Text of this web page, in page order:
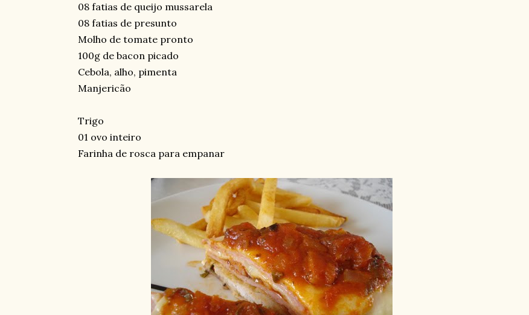
08 fatias de queijo mussarela
08 fatias de presunto
Molho de tomate pronto
100g de bacon picado
Cebola, alho, pimenta
Manjericão
Trigo
01 ovo inteiro
Farinha de rosca para empanar